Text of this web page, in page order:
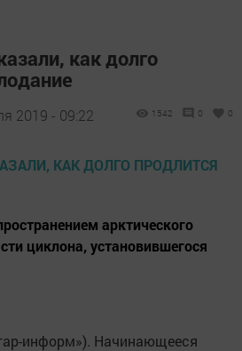
как долго
2019 - 09:22 1542 0 0
арктического
циклона, установившегося
информ»). Начинающееся